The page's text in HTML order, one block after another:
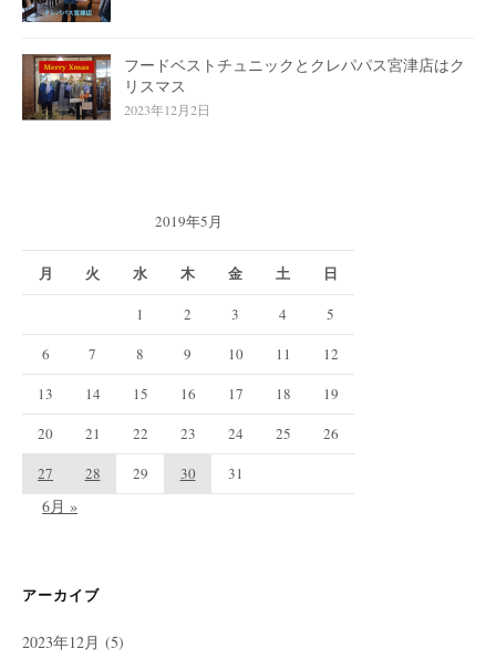
フードベストチュニックとクレパパス宮津店はク
リスマス
2023年12月2日
2019年5月
月 火 水 木 金 土 日
1 2 3 4
5
6
7 8 9 10 11
12
13
14 15 16 17 18
19
20
21 22 23 24 25
26
27
28 29 30 31
6月 »
アーカイブ
2023年12月 (5)